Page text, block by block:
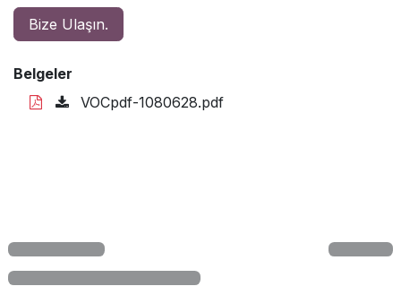
Bize Ulaşın.
Belgeler
VOCpdf-1080628.pdf